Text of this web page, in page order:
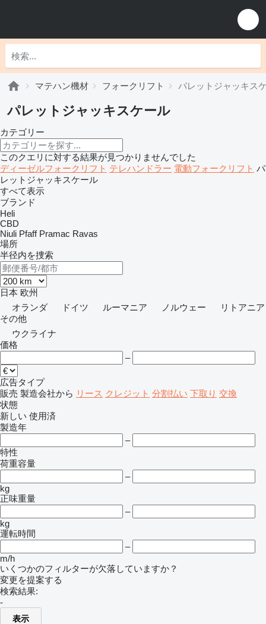
マテハン機材 フォークリフト パレットジャッキス
パレットジャッキスケール
カテゴリー
このクエリに対する結果が見つかりませんでした
ディーゼルフォークリフト テレハンドラー 電動フォークリフト パ
レットジャッキスケール
すべて表示
ブランド
Heli
CBD
Niuli Pfaff Pramac Ravas
場所
半径内を捜索
日本 欧州
オランダ
ドイツ ルーマニア ノルウェー
リトアニア
その他
ウクライナ
価格
–
広告タイプ
販売 製造会社から リース クレジット 分割払い 下取り 交換
状態
新しい 使用済
製造年
–
特性
荷重容量
–
kg
正味重量
–
kg
運転時間
–
m/h
いくつかのフィルターが欠落していますか？
変更を提案する
検索結果:
-
表示